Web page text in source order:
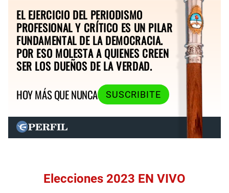
EL EJERCICIO DEL PERIODISMO
PROFESIONAL Y CRÍTICO ES UN PILAR
FUNDAMENTAL DE LA DEMOCRACIA.
POR ESO MOLESTA A QUIENES CREEN
SER LOS DUEÑOS DE LA VERDAD.
HOY MÁS QUE NUNCA
SUSCRIBITE
Elecciones 2023 EN VIVO